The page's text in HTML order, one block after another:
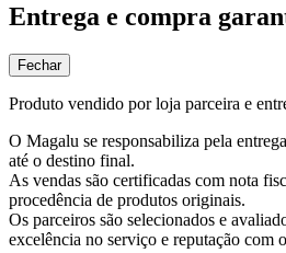
Entrega e compra
Fechar
Produto vendido por loja parceira e
O Magalu se responsabiliza pela
até o destino final.
As vendas são certificadas com nota
procedência de produtos originais.
Os parceiros são selecionados e
excelência no serviço e reputação com